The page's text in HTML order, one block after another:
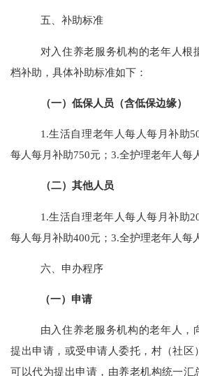
五、补助标准
对入住养老服务机构的老年人根
档补助，具体补助标准如下：
（一）低保人员 （含低保边缘）
1.生活自理老年人每人每月补助
每人每月补助750元 ；3.全护理老年人每
（二）其他人员
1.生活自理老年人每人每月补助
每人每月补助400元 ；3.全护理老年人每
六、申办程序
（一）申请
由入住养老服务机构的老年人，
提出申请，或受申请人委托，村（社区
可以代为提出申请，由养老机构统一汇